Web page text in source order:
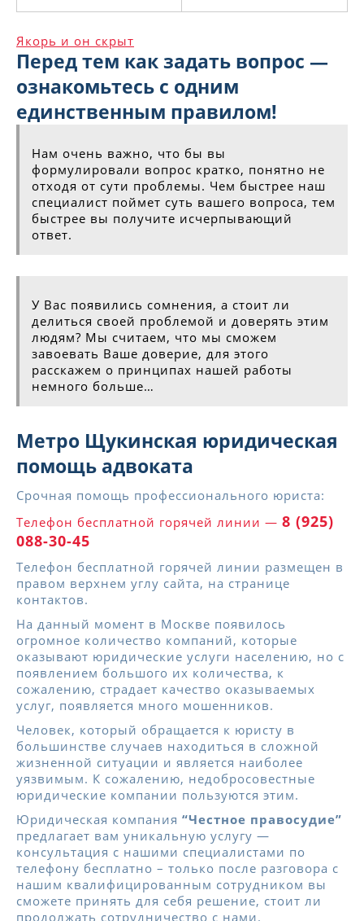
Якорь и он скрыт
Перед тем как задать вопрос —
ознакомьтесь с одним
единственным правилом!
Нам очень важно, что бы вы
формулировали вопрос кратко, понятно не
отходя от сути проблемы. Чем быстрее наш
специалист поймет суть вашего вопроса, тем
быстрее вы получите исчерпывающий
ответ.
У Вас появились сомнения, а стоит ли
делиться своей проблемой и доверять этим
людям? Мы считаем, что мы сможем
завоевать Ваше доверие, для этого
расскажем о принципах нашей работы
немного больше…
Метро Щукинская юридическая
помощь адвоката
Срочная помощь профессионального юриста:
Телефон бесплатной горячей линии — 8 (925)
088-30-45
Телефон бесплатной горячей линии размещен в
правом верхнем углу сайта, на странице
контактов.
На данный момент в Москве появилось
огромное количество компаний, которые
оказывают юридические услуги населению, но с
появлением большого их количества, к
сожалению, страдает качество оказываемых
услуг, появляется много мошенников.
Человек, который обращается к юристу в
большинстве случаев находиться в сложной
жизненной ситуации и является наиболее
уязвимым. К сожалению, недобросовестные
юридические компании пользуются этим.
Юридическая компания “Честное правосудие”
предлагает вам уникальную услугу —
консультация с нашими специалистами по
телефону бесплатно – только после разговора с
нашим квалифицированным сотрудником вы
сможете принять для себя решение, стоит ли
продолжать сотрудничество с нами.